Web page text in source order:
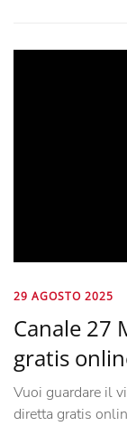
29 AGOSTO 2025
Canale 27
gratis
Vuoi guardare il
diretta gratis